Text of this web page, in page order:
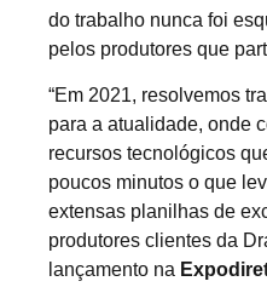
do trabalho nunca foi
pelos produtores que
“Em 2021, resolvemos
para a atualidade, onde
recursos tecnológicos
poucos minutos o que
extensas planilhas de
produtores clientes da
lançamento na